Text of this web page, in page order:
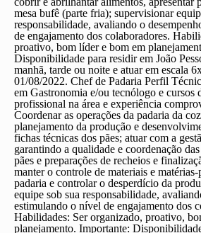
mesa bufê (parte fria); supervisionar
responsabilidade, avaliando o
de engajamento dos colaboradores.
proativo, bom líder e bom em
Disponibilidade para residir em João
manhã, tarde ou noite e atuar em escala
01/08/2022. Chef de Padaria Perfil
em Gastronomia e/ou tecnólogo e cursos
profissional na área e experiência
Coordenar as operações da padaria da
planejamento da produção e
fichas técnicas dos pães; atuar com a
garantindo a qualidade e coordenação
pães e preparações de recheios e
manter o controle de materiais e
padaria e controlar o desperdício da
equipe sob sua responsabilidade,
estimulando o nível de engajamento dos
Habilidades: Ser organizado, proativo,
planejamento. Importante: